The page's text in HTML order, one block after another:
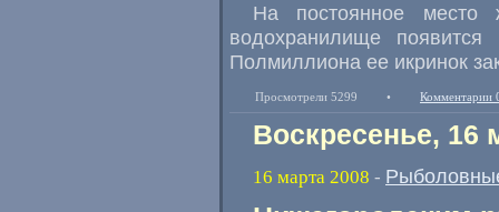
На постоянное
водохранилище
Полмиллиона ее икринок
Просмотрели 5299 • Комментарии
Воскресенье, 16
16 марта 2008 -